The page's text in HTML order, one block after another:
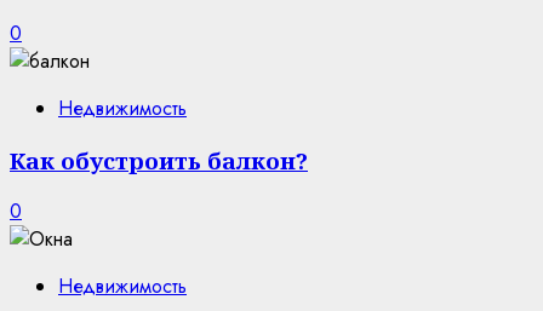
0
Недвижимость
Как обустроить балкон?
0
Недвижимость